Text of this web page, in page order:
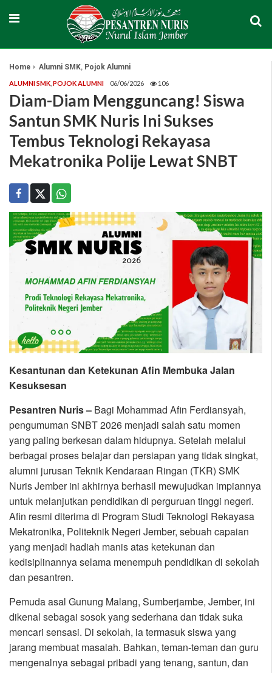
Home Alumni SMK, Pojok Alumni
ALUMNI SMK POJOK ALUMNI 06/06/2026 106
Diam-Diam Mengguncang! Siswa
Santun SMK Nuris Ini Sukses
Tembus Teknologi Rekayasa
Mekatronika Polije Lewat SNBT
Kesantunan dan Ketekunan Afin Membuka Jalan
Kesuksesan
Pesantren Nuris – Bagi Mohammad Afin Ferdiansyah,
pengumuman SNBT 2026 menjadi salah satu momen
yang paling berkesan dalam hidupnya. Setelah melalui
berbagai proses belajar dan persiapan yang tidak singkat,
alumni jurusan Teknik Kendaraan Ringan (TKR) SMK
Nuris Jember ini akhirnya berhasil mewujudkan impiannya
untuk melanjutkan pendidikan di perguruan tinggi negeri.
Afin resmi diterima di Program Studi Teknologi Rekayasa
Mekatronika, Politeknik Negeri Jember, sebuah capaian
yang menjadi hadiah manis atas ketekunan dan
kedisiplinannya selama menempuh pendidikan di sekolah
dan pesantren.
Pemuda asal Gunung Malang, Sumberjambe, Jember, ini
dikenal sebagai sosok yang sederhana dan tidak suka
mencari sensasi. Di sekolah, ia termasuk siswa yang
jarang membuat masalah. Bahkan, teman-teman dan guru
mengenalnya sebagai pribadi yang tenang, santun, dan